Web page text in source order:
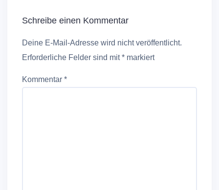
Schreibe einen Kommentar
Deine E-Mail-Adresse wird nicht veröffentlicht.
Erforderliche Felder sind mit* markiert
Kommentar *